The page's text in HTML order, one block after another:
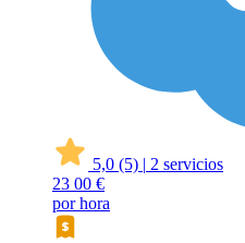
5,0 (5) | 2 servicios
23 00 €
por hora